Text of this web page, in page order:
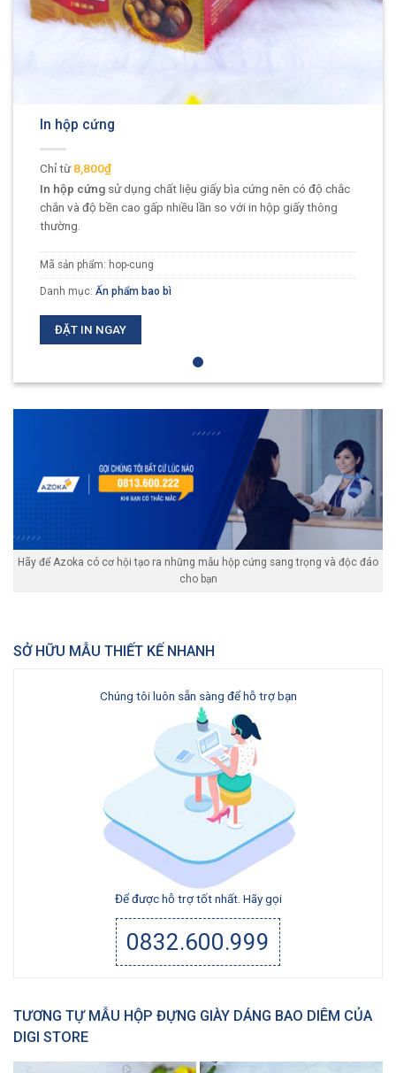
SỞ HỮU MẪU THIẾT KẾ NHANH
Chúng tôi luôn sẵn sàng để hỗ trợ bạn
Để được hỗ trợ tốt nhất. Hãy gọi
0832.600.999
TƯƠNG TỰ MẪU HỘP ĐỰNG GIÀY DÁNG BAO DIÊM CỦA
DIGI STORE
In hộp cứng
8,800₫
In hộp cứng sử dụng chất liệu giấy bìa cứng nên có độ chắc
chắn và độ bền cao gấp nhiều lần so với in hộp giấy thông
thường.
Mã sản phẩm: hop-cung
Danh mục: Ấn phẩm bao bì
ĐẶT IN NGAY
Hãy để Azoka có cơ hội tạo ra những mẫu hộp cứng sang trọng và độc đáo
cho bạn